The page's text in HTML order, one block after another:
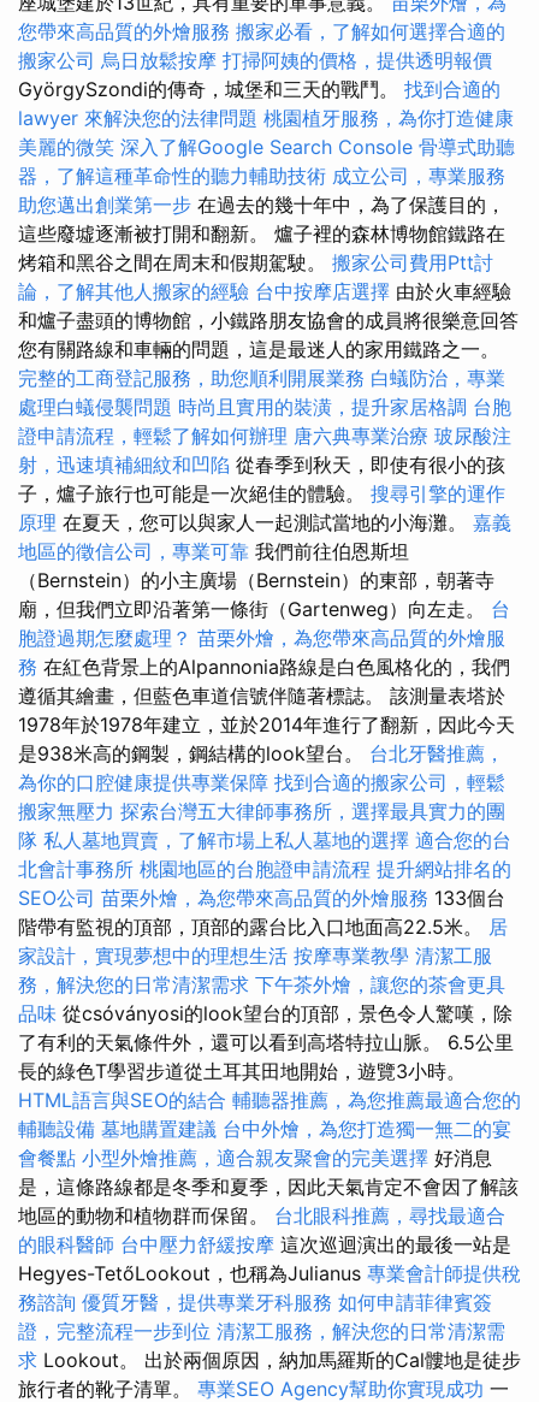
您帶來高品質的外燴服務 搬家必看，了解如何選擇合適的
搬家公司 烏日放鬆按摩 打掃阿姨的價格，提供透明報價
GyörgySzondi的傳奇，城堡和三天的戰鬥。 找到合適的
lawyer 來解決您的法律問題 桃園植牙服務，為你打造健康
美麗的微笑 深入了解Google Search Console 骨導式助聽
器，了解這種革命性的聽力輔助技術 成立公司，專業服務
助您邁出創業第一步 在過去的幾十年中，為了保護目的，
這些廢墟逐漸被打開和翻新。 爐子裡的森林博物館鐵路在
烤箱和黑谷之間在周末和假期駕駛。 搬家公司費用Ptt討
論，了解其他人搬家的經驗 台中按摩店選擇 由於火車經驗
和爐子盡頭的博物館，小鐵路朋友協會的成員將很樂意回答
您有關路線和車輛的問題，這是最迷人的家用鐵路之一。
完整的工商登記服務，助您順利開展業務 白蟻防治，專業
處理白蟻侵襲問題 時尚且實用的裝潢，提升家居格調 台胞
證申請流程，輕鬆了解如何辦理 唐六典專業治療 玻尿酸注
射，迅速填補細紋和凹陷 從春季到秋天，即使有很小的孩
子，爐子旅行也可能是一次絕佳的體驗。 搜尋引擎的運作
原理 在夏天，您可以與家人一起測試當地的小海灘。 嘉義
地區的徵信公司，專業可靠 我們前往伯恩斯坦
（Bernstein）的小主廣場（Bernstein）的東部，朝著寺
廟，但我們立即沿著第一條街（Gartenweg）向左走。 台
胞證過期怎麼處理？ 苗栗外燴，為您帶來高品質的外燴服
務 在紅色背景上的Alpannonia路線是白色風格化的，我們
遵循其繪畫，但藍色車道信號伴隨著標誌。 該測量表塔於
1978年於1978年建立，並於2014年進行了翻新，因此今天
是938米高的鋼製，鋼結構的look望台。 台北牙醫推薦，
為你的口腔健康提供專業保障 找到合適的搬家公司，輕鬆
搬家無壓力 探索台灣五大律師事務所，選擇最具實力的團
隊 私人墓地買賣，了解市場上私人墓地的選擇 適合您的台
北會計事務所 桃園地區的台胞證申請流程 提升網站排名的
SEO公司 苗栗外燴，為您帶來高品質的外燴服務 133個台
階帶有監視的頂部，頂部的露台比入口地面高22.5米。 居
家設計，實現夢想中的理想生活 按摩專業教學 清潔工服
務，解決您的日常清潔需求 下午茶外燴，讓您的茶會更具
品味 從csóványosi的look望台的頂部，景色令人驚嘆，除
了有利的天氣條件外，還可以看到高塔特拉山脈。 6.5公里
長的綠色T學習步道從土耳其田地開始，遊覽3小時。
HTML語言與SEO的結合 輔聽器推薦，為您推薦最適合您的
輔聽設備 墓地購置建議 台中外燴，為您打造獨一無二的宴
會餐點 小型外燴推薦，適合親友聚會的完美選擇 好消息
是，這條路線都是冬季和夏季，因此天氣肯定不會因了解該
地區的動物和植物群而保留。 台北眼科推薦，尋找最適合
的眼科醫師 台中壓力舒緩按摩 這次巡迴演出的最後一站是
Hegyes-TetőLookout，也稱為Julianus 專業會計師提供稅
務諮詢 優質牙醫，提供專業牙科服務 如何申請菲律賓簽
證，完整流程一步到位 清潔工服務，解決您的日常清潔需
求 Lookout。 出於兩個原因，納加馬羅斯的Cal髏地是徒步
旅行者的靴子清單。 專業SEO Agency幫助你實現成功 一